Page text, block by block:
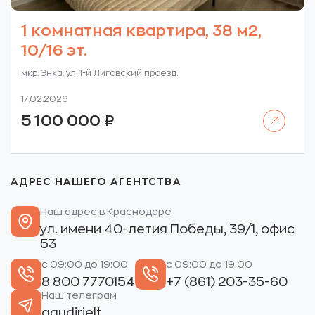
1 комнатная квартира, 38 м2,
10/16 эт.
мкр. Энка. ул. 1-й Лиговский проезд.
17.02.2026
5 100 000 ₽
АДРЕС НАШЕГО АГЕНТСТВА
Наш адрес в Краснодаре
ул. имени 40-летия Победы, 39/1, офис
53
с 09:00 до 19:00
8 800 7770154
с 09:00 до 19:00
+7 (861) 203-35-60
Наш телеграм